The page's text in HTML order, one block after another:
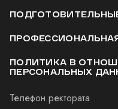
ПОЛИТИКА В
ПЕРСОНАЛЬНЫХ
Телефон ректората